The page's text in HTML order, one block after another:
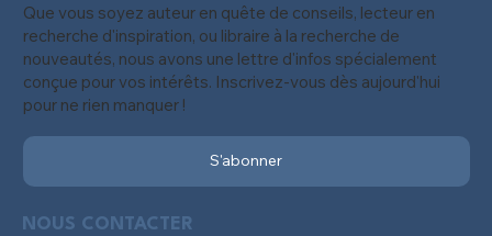
NOUS CONTACTER
Que vous soyez auteur en quête de conseils, lecteur en
recherche d'inspiration, ou libraire à la recherche de
nouveautés, nous avons une lettre d'infos spécialement
conçue pour vos intérêts. Inscrivez-vous dès aujourd'hui
pour ne rien manquer !
S'abonner